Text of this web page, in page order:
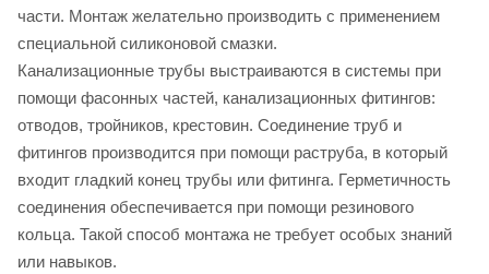
части. Монтаж желательно производить с применением
специальной силиконовой смазки.
Канализационные трубы выстраиваются в системы при
помощи фасонных частей, канализационных фитингов:
отводов, тройников, крестовин. Соединение труб и
фитингов производится при помощи раструба, в который
входит гладкий конец трубы или фитинга. Герметичность
соединения обеспечивается при помощи резинового
кольца. Такой способ монтажа не требует особых знаний
или навыков.